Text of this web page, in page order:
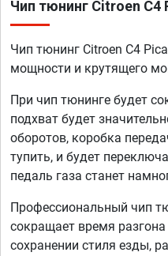
Чип тюнинг Citroen C4
Чип тюнинг Citroen C4
мощности и крутящего
При чип тюнинге будет
подхват будет
оборотов, коробка
тупить, и будет
педаль газа станет
Профессиональный чип
сокращает время
сохранении стиля езды,